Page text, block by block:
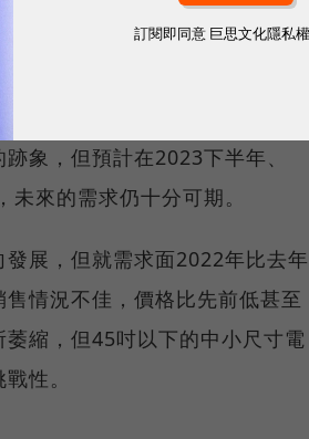
9%，收斂至2~3%。
公需求，讓筆記型電腦在2020
是在經歷去年市場的盛況後，
象，但預計在2023下半年、
來的需求仍十分可期。
展，但就需求面2022年比去年
情況不佳，價格比先前低甚至
縮，但45吋以下的中小尺寸電
性。
訂閱即同意 巨思文化隱私